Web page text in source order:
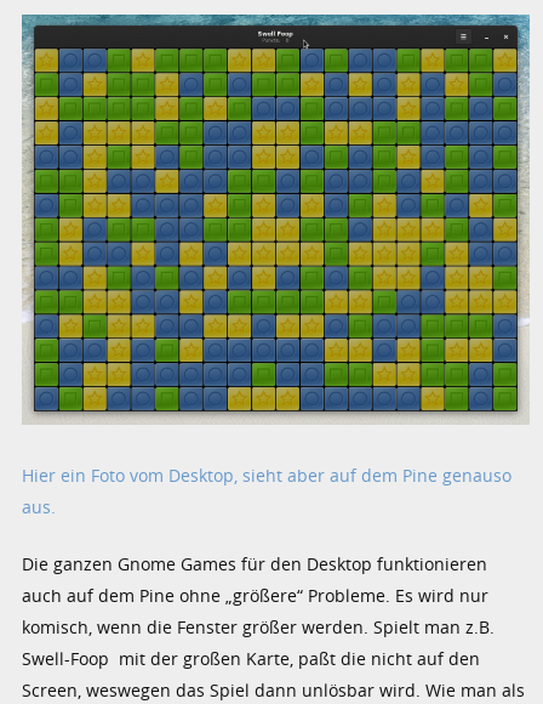
Hier ein Foto vom Desktop, sieht aber auf dem Pine genauso
aus.
Die ganzen Gnome Games für den Desktop funktionieren
auch auf dem Pine ohne „größere“ Probleme. Es wird nur
komisch, wenn die Fenster größer werden. Spielt man z.B.
Swell-Foop mit der großen Karte, paßt die nicht auf den
Screen, weswegen das Spiel dann unlösbar wird. Wie man als